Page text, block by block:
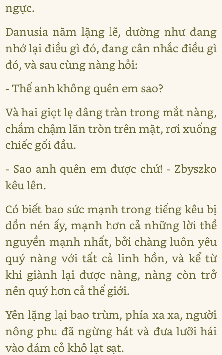
ngực.
Danusia năm lặng lẽ, dường như đang
nhớ lại điều gì đó, đang cân nhắc điều gì
đó, và sau cùng nàng hỏi:
- Thế anh không quên em sao?
Và hai giọt lẹ dâng tràn trong mắt nàng,
chầm chậm lăn tròn trên mặt, rơi xuống
chiếc gối đầu.
- Sao anh quên em được chứ! - Zbyszko
kêu lên.
Có biết bao sức mạnh trong tiếng kêu bị
dồn nén ấy, mạnh hơn cả những lời thề
nguyền mạnh nhất, bởi chàng luôn yêu
quý nàng với tất cả linh hồn, và kể từ
khi giành lại được nàng, nàng còn trở
nên quý hơn cả thế giới.
Yên lặng lại bao trùm, phía xa xa, người
nông phu đã ngừng hát và đưa lưỡi hái
vào đám cỏ khô lạt sạt.